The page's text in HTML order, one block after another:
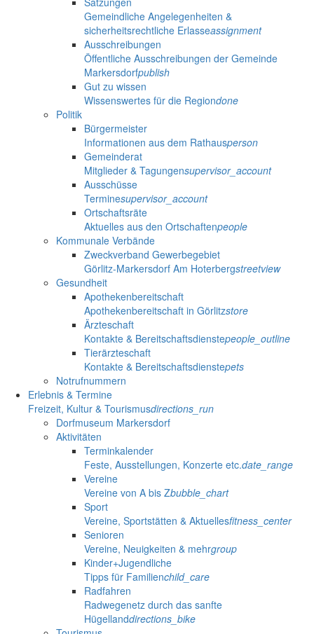
Gemeindliche Angelegenheiten &
sicherheitsrechtliche Erlasseassignment
Ausschreibungen
Öffentliche Ausschreibungen der Gemeinde
Markersdorfpublish
Gut zu wissen
Wissenswertes für die Regiondone
Politik
Bürgermeister
Informationen aus dem Rathausperson
Gemeinderat
Mitglieder & Tagungensupervisor_account
Ausschüsse
Terminesupervisor_account
Ortschaftsräte
Aktuelles aus den Ortschaftenpeople
Kommunale Verbände
Zweckverband Gewerbegebiet
Görlitz-Markersdorf Am Hoterbergstreetview
Gesundheit
Apothekenbereitschaft
Apothekenbereitschaft in Görlitzstore
Ärzteschaft
Kontakte & Bereitschaftsdienstepeople_outline
Tierärzteschaft
Kontakte & Bereitschaftsdienstepets
Notrufnummern
Erlebnis & Termine
Freizeit, Kultur & Tourismusdirections_run
Dorfmuseum Markersdorf
Aktivitäten
Terminkalender
Feste, Ausstellungen, Konzerte etc.date_range
Vereine
Vereine von A bis Zbubble_chart
Sport
Vereine, Sportstätten & Aktuellesfitness_center
Senioren
Vereine, Neuigkeiten & mehrgroup
Kinder+Jugendliche
Tipps für Familienchild_care
Radfahren
Radwegenetz durch das sanfte
Hügellanddirections_bike